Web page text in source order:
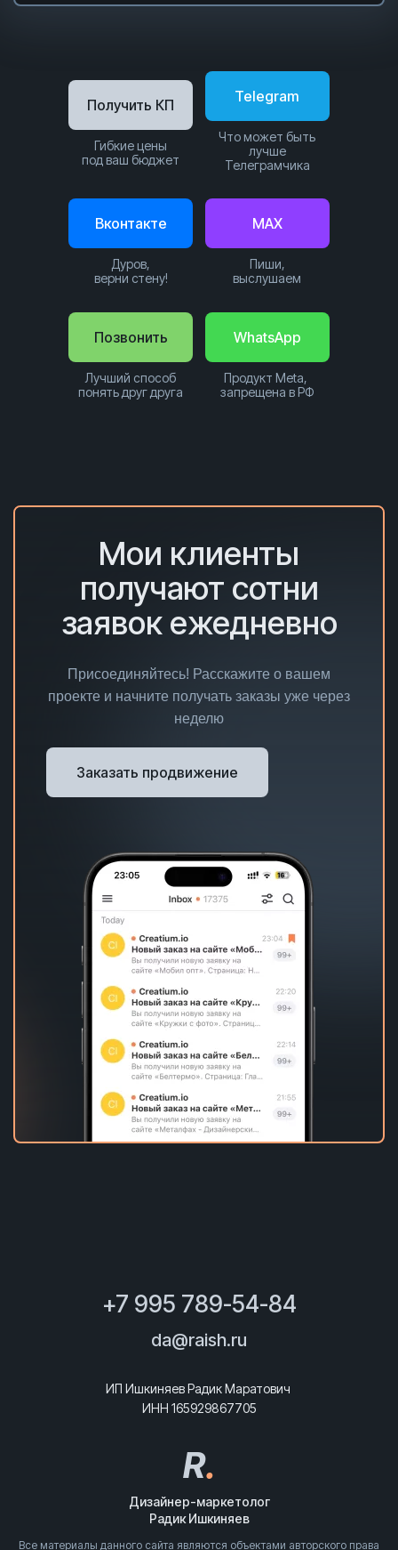
Позвонить
Лучший способ
понять друг друга
WhatsApp
Продукт Meta,
запрещена в РФ
Telegram
Что может быть
лучше
Телеграмчика
Вконтакте
Дуров,
верни стену!
Получить КП
Гибкие цены
под ваш бюджет
MAX
Пиши,
выслушаем
Мои клиенты
получают сотни
заявок ежедневно
Присоединяйтесь! Расскажите о вашем
проекте и начните получать заказы уже через
неделю
Заказать продвижение
+7 995 789-54-84
da@raish.ru
ИП Ишкиняев Радик Маратович
ИНН 165929867705
R.
Дизайнер-маркетолог
Радик Ишкиняев
Все материалы данного сайта являются объектами авторского права